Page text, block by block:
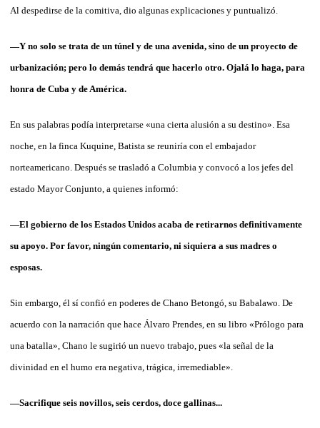
Al despedirse de la comitiva, dio algunas explicaciones y puntualizó.
—Y no solo se trata de un túnel y de una avenida, sino de un proyecto de
urbanización; pero lo demás tendrá que hacerlo otro. Ojalá lo haga, para
honra de Cuba y de América.
En sus palabras podía interpretarse «una cierta alusión a su destino». Esa
noche, en la finca Kuquine, Batista se reuniría con el embajador
norteamericano. Después se trasladó a Columbia y convocó a los jefes del
estado Mayor Conjunto, a quienes informó:
—El gobierno de los Estados Unidos acaba de retirarnos definitivamente
su apoyo. Por favor, ningún comentario, ni siquiera a sus madres o
esposas.
Sin embargo, él sí confió en poderes de Chano Betongó, su Babalawo. De
acuerdo con la narración que hace Álvaro Prendes, en su libro «Prólogo para
una batalla», Chano le sugirió un nuevo trabajo, pues «la señal de la
divinidad en el humo era negativa, trágica, irremediable».
—Sacrifique seis novillos, seis cerdos, doce gallinas...